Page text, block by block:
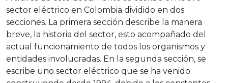
sector eléctrico en Colombia dividido en dos
secciones. La primera sección describe la manera
breve, la historia del sector, esto acompañado del
actual funcionamiento de todos los organismos y
entidades involucradas. En la segunda sección, se
escribe uno sector eléctrico que se ha venido